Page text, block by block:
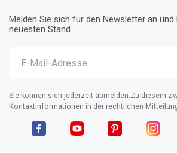
Melden Sie sich für den Newsletter an und
neuesten Stand.
Sie können sich jederzeit abmelden.Zu diesem
Kontaktinformationen in der rechtlichen